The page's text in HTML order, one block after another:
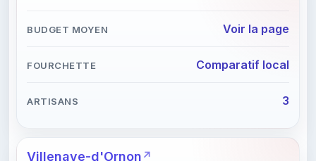
Voir la page
Comparatif local
3
Villenave-d'Ornon